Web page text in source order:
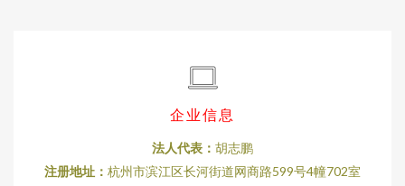
企业信息
法人代表： 胡志鹏
注册地址： 杭州市滨江区长河街道网商路599号4幢702室